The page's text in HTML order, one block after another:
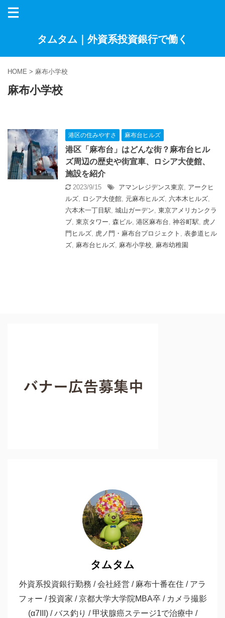
タムタム｜外資系投資銀行で働く
HOME > 麻布小学校
麻布小学校
港区の住みやすさ 麻布台ヒルズ
港区「麻布台」はどんな街？麻布台ヒル
ズ周辺の歴史や街宣車、ロシア大使館、
施設を紹介
2023/9/15 アマンレジデンス東京, アークヒ
ルズ, ロシア大使館, 元麻布ヒルズ, 六本木ヒルズ,
六本木一丁目駅, 城山ガーデン, 東京アメリカンクラ
ブ, 東京タワー, 森ビル, 港区麻布台, 神谷町駅, 虎ノ
門ヒルズ, 虎ノ門・麻布台プロジェクト , 表参道ヒル
ズ, 麻布台ヒルズ, 麻布小学校, 麻布幼稚園
タムタム
外資系投資銀行勤務 / 会社経営 / 麻布十番在住 / アラ
フォー / 投資家 / 京都大学大学院MBA卒 / カメラ撮影
(α7III) / バス釣り / 甲状腺癌ステージ1で治療中 /